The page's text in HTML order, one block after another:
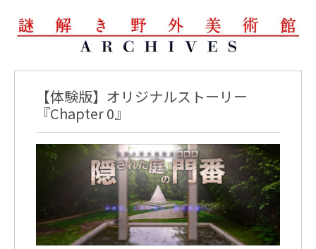
【体験版】オリジナルストーリー
『Chapter 0』